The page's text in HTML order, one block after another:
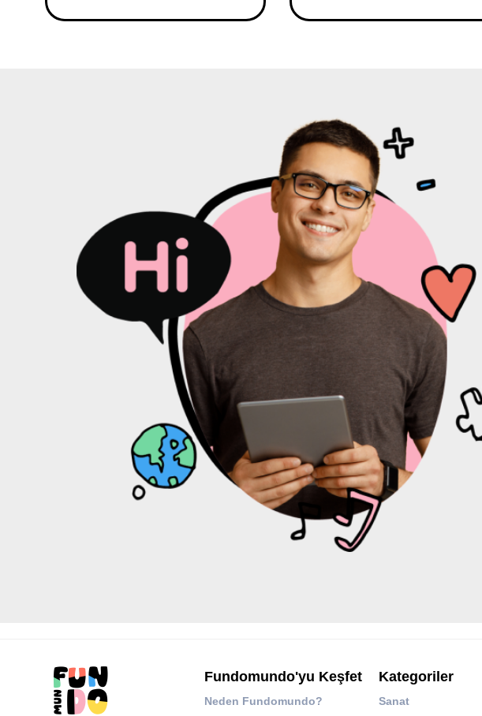
Fundomundo'yu Keşfet
Neden Fundomundo?
Kategoriler
Sanat